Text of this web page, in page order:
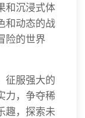
和沉浸式体
和动态的战
险的世界
征服强大的
力，争夺稀
趣，探索未